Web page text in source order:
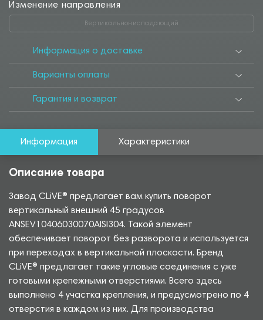
Изменение направления
Вертикальнониспадающий
Информация о доставке
Варианты оплаты
Гарантия и возврат
Информация Характеристики
Описание товара
Завод CLiVE® предлагает вам купить поворот
вертикальный внешний 45 градусов
ANSEV10406030070AISI304. Такой элемент
обеспечивает поворот без разворота и используется
при переходах в вертикальной плоскости. Бренд
CLiVE® предлагает такие угловые соединения с уже
готовыми крепежными отверстиями. Всего здесь
выполнено 4 участка крепления, и предусмотрено по 4
отверстия в каждом из них. Для производства